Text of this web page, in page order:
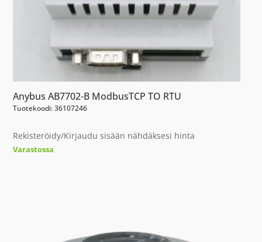
Anybus AB7702-B ModbusTCP TO RTU
Tuotekoodi: 36107246
Rekisteröidy/Kirjaudu sisään nähdäksesi hinta
Varastossa